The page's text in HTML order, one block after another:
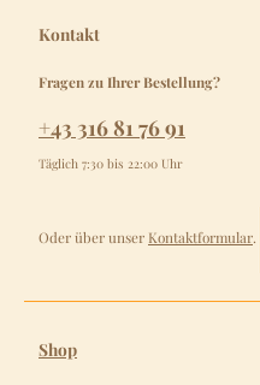
Kontakt
Fragen zu Ihrer Bestellung?
+43 316 81 76 91
Täglich 7:30 bis 22:00 Uhr
Oder über unser Kontaktformular.
Shop